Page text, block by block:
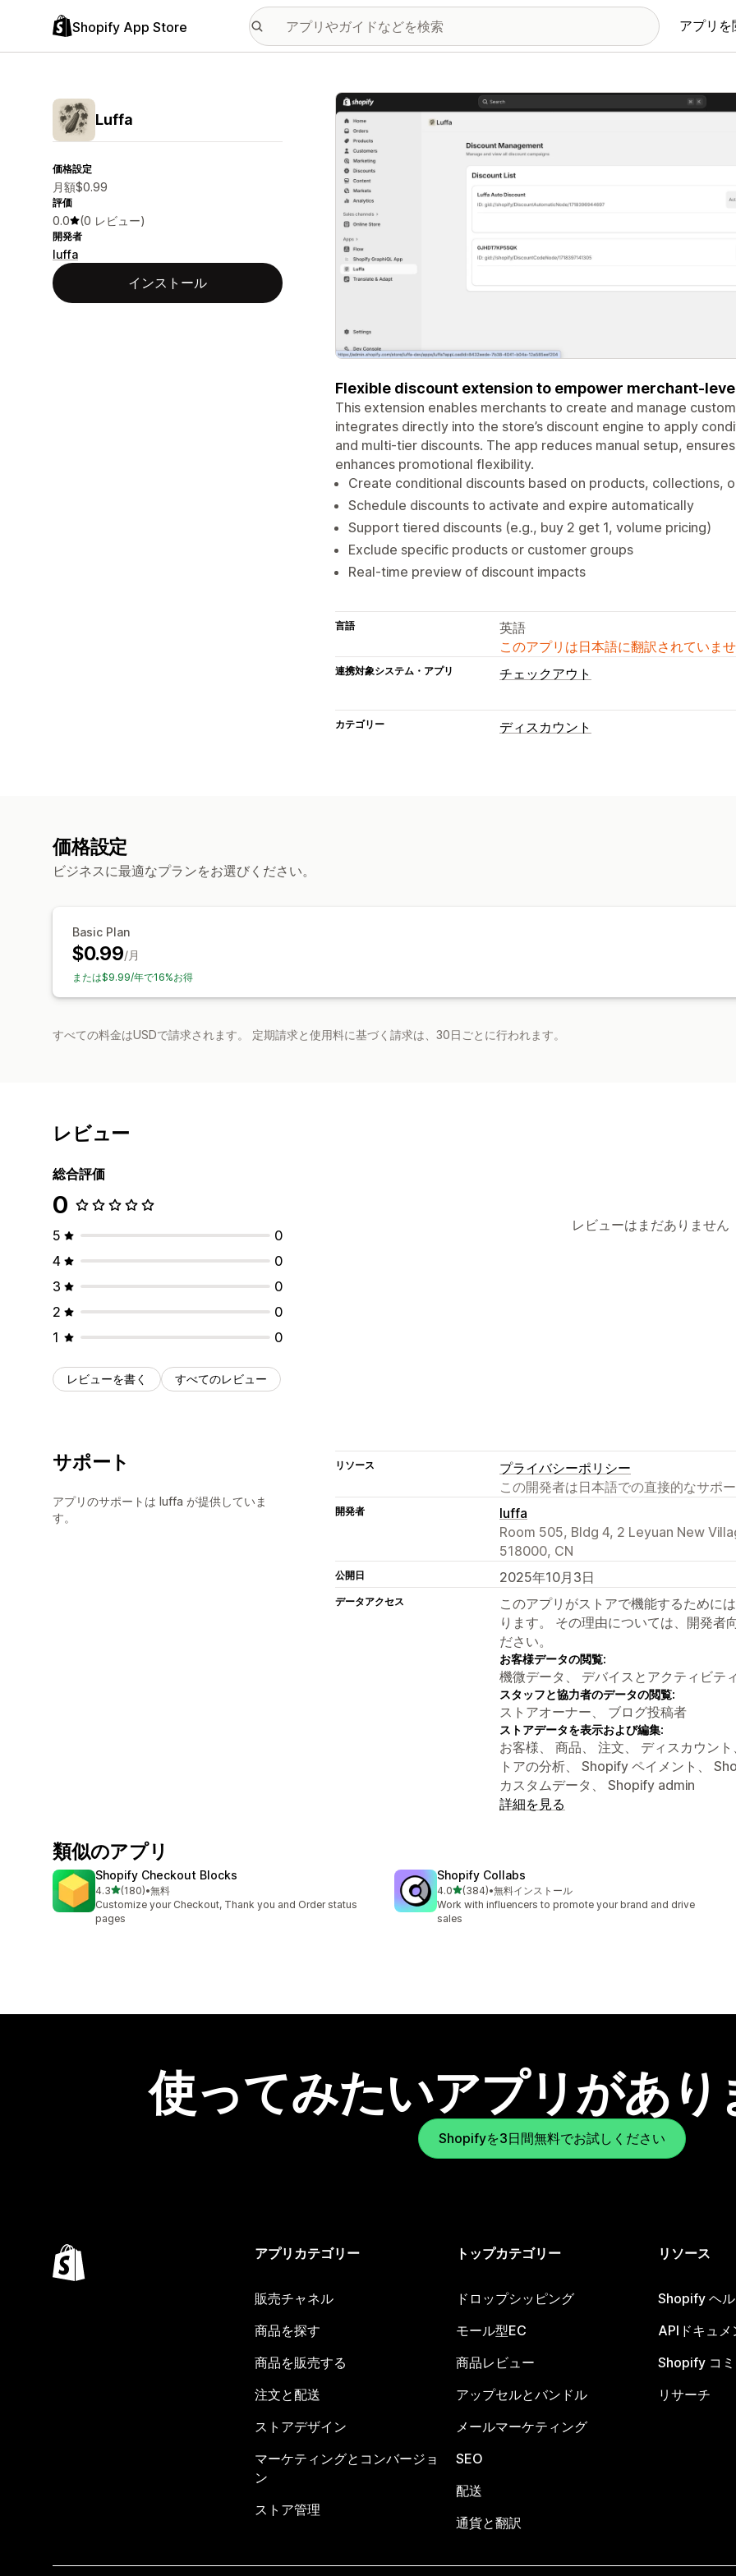
Shopify App Store アプリを
Luffa
価格設定
月額$0.99
評価
0.0 (0 レビュー)
開発者
luffa
インストール
特集の画像ギャラリー
Flexible discount extension to empower merchant-
This extension enables merchants to create and manage
integrates directly into the store’s discount engine to apply
and multi-tier discounts. The app reduces manual setup,
enhances promotional flexibility.
Create conditional discounts based on products, collections,
Schedule discounts to activate and expire automatically
Support tiered discounts (e.g., buy 2 get 1, volume pricing)
Exclude specific products or customer groups
Real-time preview of discount impacts
言語
英語
このアプリは日本語に翻訳されていま
連携対象システム・アプリ チェックアウト
カテゴリー ディスカウント
価格設定
ビジネスに最適なプランをお選びください。
Basic Plan
$0.99/月
または$9.99/年で16%お得
すべての料金はUSDで請求されます。 定期請求と使用料に基づく請求は、30日ごとに行われます。
レビュー
総合評価
0
5
0
4
0
3
0
2
0
1
0
レビューを書く すべてのレビュー
レビューはまだありません
サポート
アプリのサポートは luffa が提供していま
す。
リソース
プライバシーポリシー
この開発者は日本語での直接的なサポ
開発者
luffa
Room 505, Bldg 4, 2 Leyuan New
518000, CN
公開日 2025年10月3日
データアクセス
このアプリがストアで機能するために
ります。 その理由については、開発者
ださい。
お客様データの閲覧:
機微データ、 デバイスとアクティビテ
スタッフと協力者のデータの閲覧:
ストアオーナー、 ブログ投稿者
ストアデータを表示および編集:
お客様、 商品、 注文、 ディスカウン
トアの分析、 Shopify ペイメント、
カスタムデータ、 Shopify admin
詳細を見る
類似のアプリ
Shopify Checkout Blocks
4.35つ星中
(180)
合計レビュー数：180件
•無料
Customize your Checkout, Thank you and Order status
pages
Shopify Collabs
4.05つ星中
(384)
合計レビュー数：384件
•無料インストール
Work with influencers to promote your brand and drive
sales
使ってみたいアプリがあり
Shopifyを3日間無料でお試しください
アプリカテゴリー
販売チャネル
商品を探す
商品を販売する
注文と配送
ストアデザイン
マーケティングとコンバージョ
ン
ストア管理
トップカテゴリー
ドロップシッピング
モール型EC
商品レビュー
アップセルとバンドル
メールマーケティング
SEO
配送
通貨と翻訳
リソース
Shopify ヘ
APIドキュメ
Shopify コ
リサーチ